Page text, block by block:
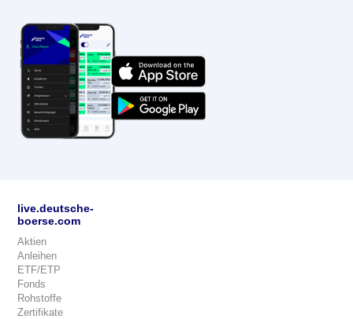
live.deutsche-
boerse.com
Aktien
Anleihen
ETF/ETP
Fonds
Rohstoffe
Zertifikate